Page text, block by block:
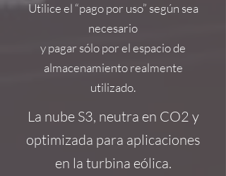
Utilice el “pago por uso” según sea
necesario
y pagar sólo por el espacio de
almacenamiento realmente
utilizado.
La nube S3, neutra en CO2 y
optimizada para aplicaciones
en la turbina eólica.